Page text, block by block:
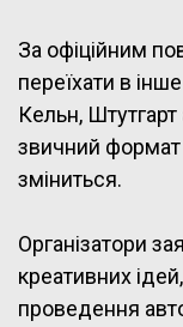
За офіційним
переїхати в
Кельн,
звичний формат
зміниться.
Організатори
креативних
проведення